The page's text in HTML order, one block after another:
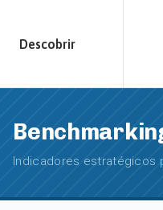
Descobrir